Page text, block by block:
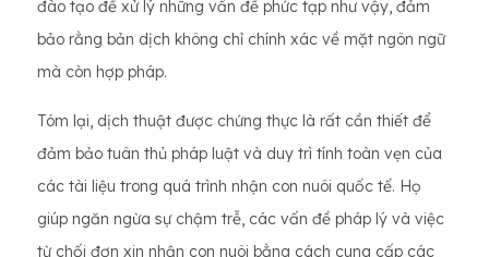
đào tạo để xử lý những vấn đề phức tạp như vậy, đảm
bảo rằng bản dịch không chỉ chính xác về mặt ngôn ngữ
mà còn hợp pháp.
Tóm lại, dịch thuật được chứng thực là rất cần thiết để
đảm bảo tuân thủ pháp luật và duy trì tính toàn vẹn của
các tài liệu trong quá trình nhận con nuôi quốc tế. Họ
giúp ngăn ngừa sự chậm trễ, các vấn đề pháp lý và việc
từ chối đơn xin nhận con nuôi bằng cách cung cấp các